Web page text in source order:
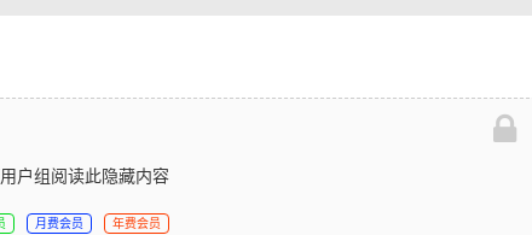
户组阅读此隐藏内容
月费会员 年费会员